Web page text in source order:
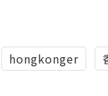
hongkonger